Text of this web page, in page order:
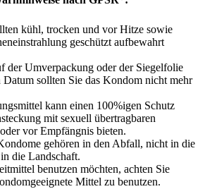
kühl, trocken und vor Hitze sowie
geschützt aufbewahrt
der Umverpackung oder der Siegelfolie
Datum sollten Sie das Kondom nicht mehr
kann einen 100%igen Schutz
mit sexuell übertragbaren
vor Empfängnis bieten.
gehören in den Abfall, nicht in die
die Landschaft.
benutzen möchten, achten Sie
Mittel zu benutzen.